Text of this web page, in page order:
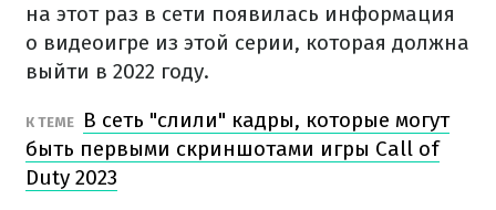
на этот раз в сети появилась информация
о видеоигре из этой серии, которая должна
выйти в 2022 году.
К ТЕМЕ
В сеть "слили" кадры, которые могут
быть первыми скриншотами игры Call of
Duty 2023